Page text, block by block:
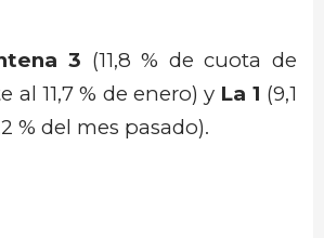
3 (11,8 % de cuota de
al 11,7 % de enero) y La 1 (9,1
% del mes pasado).